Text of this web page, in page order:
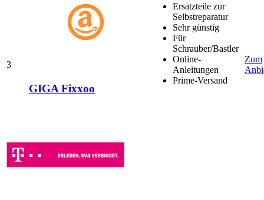
3
GIGA Fixxoo
Ersatzteile zur
Selbstreparatur
Sehr günstig
Für
Schrauber/Bastler
Online-
Anleitungen
Prime-Versand
Zum